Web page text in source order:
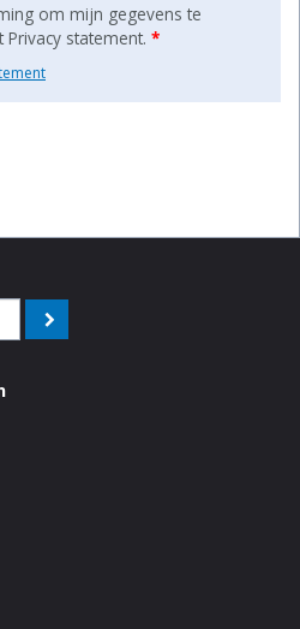
om mijn gegevens te
statement. *